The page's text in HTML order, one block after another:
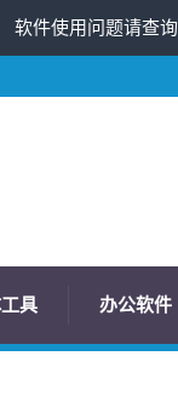
具 办公软件
软件使用问题请查询